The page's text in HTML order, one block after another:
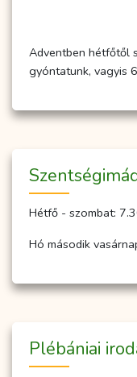
Adventben hétfőtől
gyóntatunk, vagyis
Hétfő - szombat:
Hó második
Plébániai